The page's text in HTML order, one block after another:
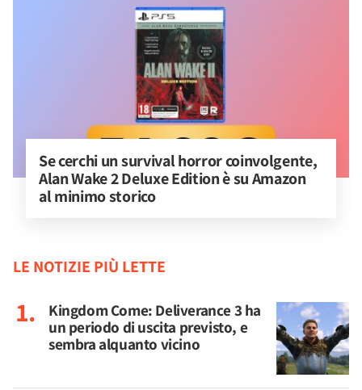
Se cerchi un survival horror coinvolgente,
Alan Wake 2 Deluxe Edition è su Amazon
al minimo storico
LE NOTIZIE PIÙ LETTE
Kingdom Come: Deliverance 3 ha
un periodo di uscita previsto, e
sembra alquanto vicino